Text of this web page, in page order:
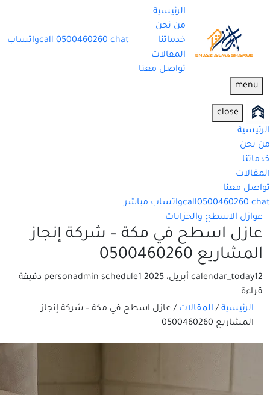
الرئيسية
من نحن
خدماتنا
المقالات
تواصل معنا
call 0500460260 chat واتساب
menu
close
الرئيسية
من نحن
خدماتنا
المقالات
تواصل معنا
call0500460260 chat
واتساب مباشر
عوازل الاسطح والخزانات
عازل اسطح في مكة – شركة إنجاز
المشاريع 0500460260
calendar_today12 أبريل، 2025 personadmin schedule
1 دقيقة
قراءة
الرئيسية / المقالات / عازل اسطح في مكة – شركة إنجاز
المشاريع 0500460260